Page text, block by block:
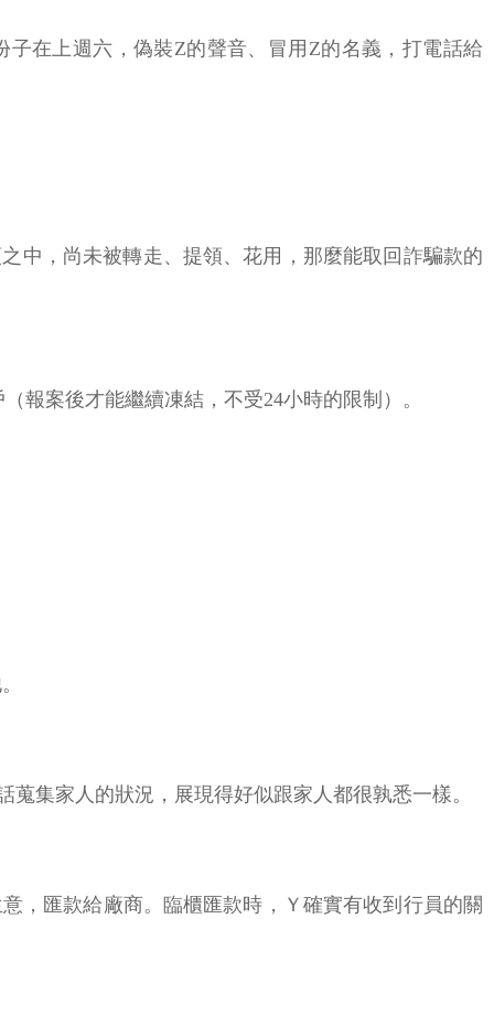
在上週六，偽裝Z的聲音、冒用Z的名義，打電話給
中，尚未被轉走、提領、花用，那麼能取回詐騙款的
報案後才能繼續凍結，不受24小時的限制）。
集家人的狀況，展現得好似跟家人都很孰悉一樣。
，匯款給廠商。臨櫃匯款時，Ｙ確實有收到行員的關